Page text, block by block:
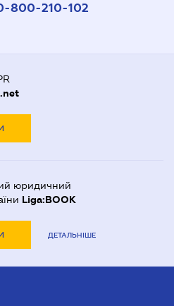
800-210-102
юридичний
Liga:BOOK
ДЕТАЛЬНІШЕ